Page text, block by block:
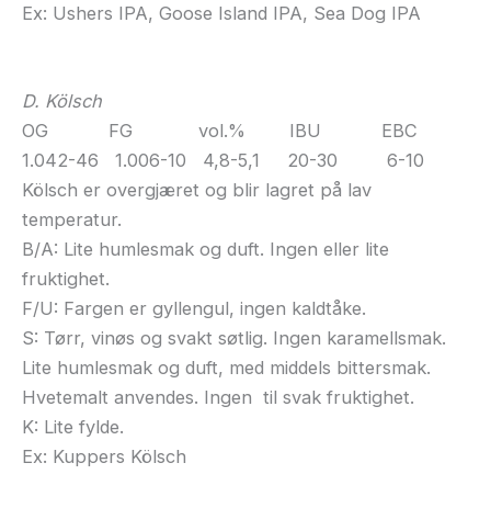
Ex: Ushers IPA, Goose Island IPA, Sea Dog IPA
D. Kölsch
OG FG vol.% IBU EBC
1.042-46 1.006-10 4,8-5,1 20-30 6-10
Kölsch er overgjæret og blir lagret på lav
temperatur.
B/A: Lite humlesmak og duft. Ingen eller lite
fruktighet.
F/U: Fargen er gyllengul, ingen kaldtåke.
S: Tørr, vinøs og svakt søtlig. Ingen karamellsmak.
Lite humlesmak og duft, med middels bittersmak.
Hvetemalt anvendes. Ingen til svak fruktighet.
K: Lite fylde.
Ex: Kuppers Kölsch